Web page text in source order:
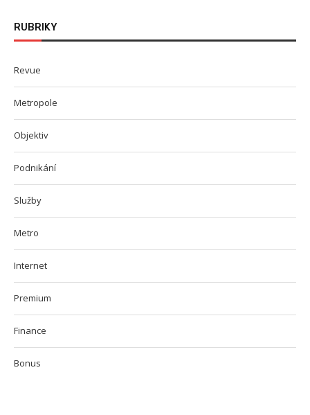
RUBRIKY
Revue
Metropole
Objektiv
Podnikání
Služby
Metro
Internet
Premium
Finance
Bonus